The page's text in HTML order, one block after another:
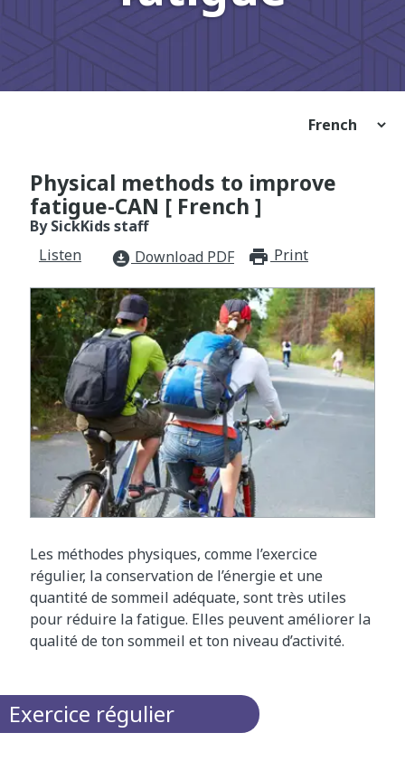
Physical methods to improve
fatigue-CAN [ French ]
By SickKids staff
Listen
download_for_offline Download PDF Print
​Les méthodes physiques, comme l’exercice
régulier, la conservation de l’énergie et une
quantité de sommeil adéquate, sont très utiles
pour réduire la fatigue. Elles peuvent améliorer la
qualité de ton sommeil et ton niveau d’activité.
Exercice régulier